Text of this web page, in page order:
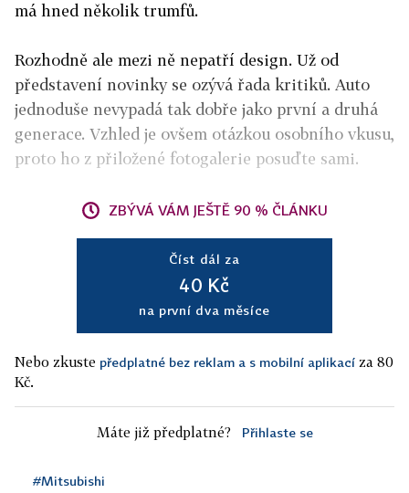
má hned několik trumfů.
Rozhodně ale mezi ně nepatří design. Už od
představení novinky se ozývá řada kritiků. Auto
jednoduše nevypadá tak dobře jako první a druhá
generace. Vzhled je ovšem otázkou osobního vkusu,
proto ho z přiložené fotogalerie posuďte sami.
ZBÝVÁ VÁM JEŠTĚ 90 % ČLÁNKU
Číst dál za
40 Kč
na první dva měsíce
Nebo zkuste předplatné bez reklam a s mobilní aplikací za 80
Kč.
Máte již předplatné? Přihlaste se
#Mitsubishi